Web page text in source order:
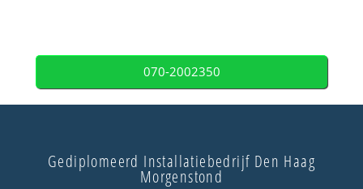
070-2002350
Gediplomeerd Installatiebedrijf Den Haag
Morgenstond